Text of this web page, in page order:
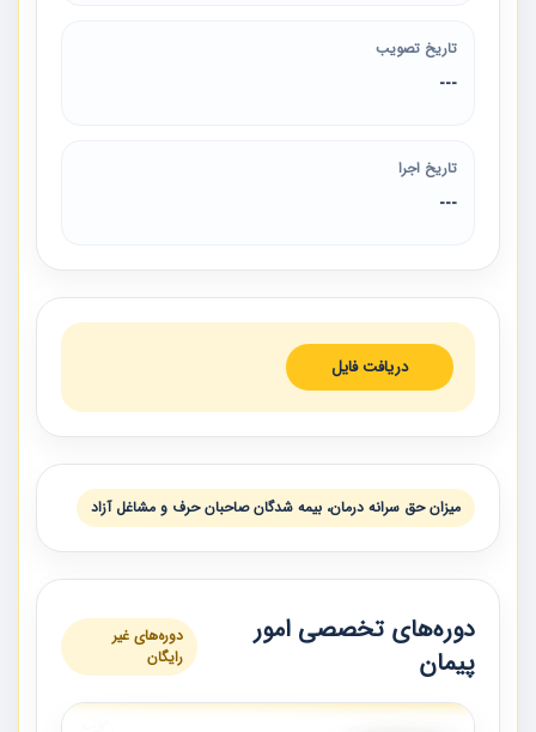
تاریخ تصویب
---
تاریخ اجرا
---
دریافت فایل
میزان حق ‏سرانه درمان، بیمه‏ شدگان صاحبان حرف و مشاغل آزاد
دوره‌های تخصصی امور
پیمان
دوره‌های غیر
رایگان